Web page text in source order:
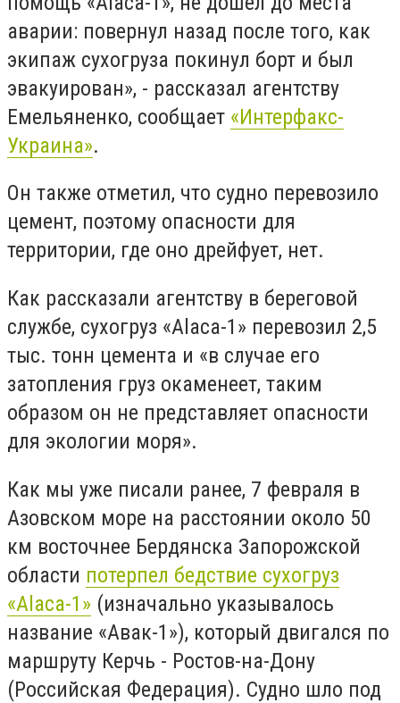
аварии: повернул назад после того, как
экипаж сухогруза покинул борт и был
эвакуирован», - рассказал агентству
Емельяненко, сообщает «Интерфакс-
Украина».
Он также отметил, что судно перевозило
цемент, поэтому опасности для
территории, где оно дрейфует, нет.
Как рассказали агентству в береговой
службе, сухогруз «Alaca-1» перевозил 2,5
тыс. тонн цемента и «в случае его
затопления груз окаменеет, таким
образом он не представляет опасности
для экологии моря».
Как мы уже писали ранее, 7 февраля в
Азовском море на расстоянии около 50
км восточнее Бердянска Запорожской
области потерпел бедствие сухогруз
«Alaca-1» (изначально указывалось
название «Авак-1»), который двигался по
маршруту Керчь - Ростов-на-Дону
(Российская Федерация). Судно шло под